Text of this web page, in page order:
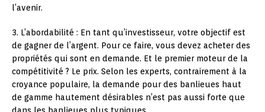
l’avenir.
3. L’abordabilité : En tant qu’investisseur, votre objectif est
de gagner de l’argent. Pour ce faire, vous devez acheter des
propriétés qui sont en demande. Et le premier moteur de la
compétitivité ? Le prix. Selon les experts, contrairement à la
croyance populaire, la demande pour des banlieues haut
de gamme hautement désirables n’est pas aussi forte que